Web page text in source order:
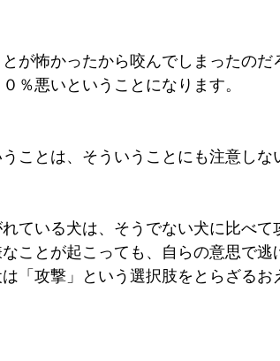
が怖かったから咬んでしまったの
％悪いということになります。
ことは、そういうことにも注意しな
れている犬は、そうでない犬に比べ
ことが起こっても、自らの意思で逃
「攻撃」という選択肢をとらざるお